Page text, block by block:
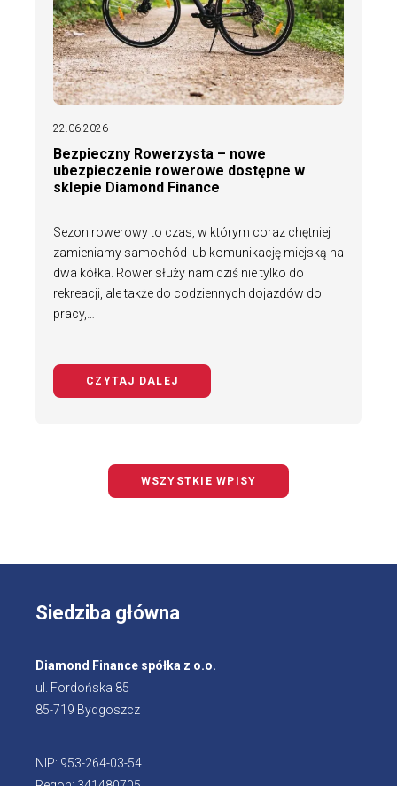
22.06.2026
Bezpieczny Rowerzysta – nowe
ubezpieczenie rowerowe dostępne w
sklepie Diamond Finance
Sezon rowerowy to czas, w którym coraz chętniej
zamieniamy samochód lub komunikację miejską na
dwa kółka. Rower służy nam dziś nie tylko do
rekreacji, ale także do codziennych dojazdów do
pracy,…
CZYTAJ DALEJ
WSZYSTKIE WPISY
Siedziba główna
Diamond Finance spółka z o.o.
ul. Fordońska 85
85-719 Bydgoszcz
NIP: 953-264-03-54